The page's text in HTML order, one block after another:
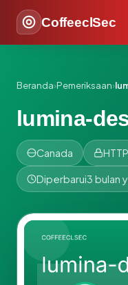
CoffeeclSec
Beranda›Pemeriksaan›
lumina-
Canada
Diperbarui3 bulan